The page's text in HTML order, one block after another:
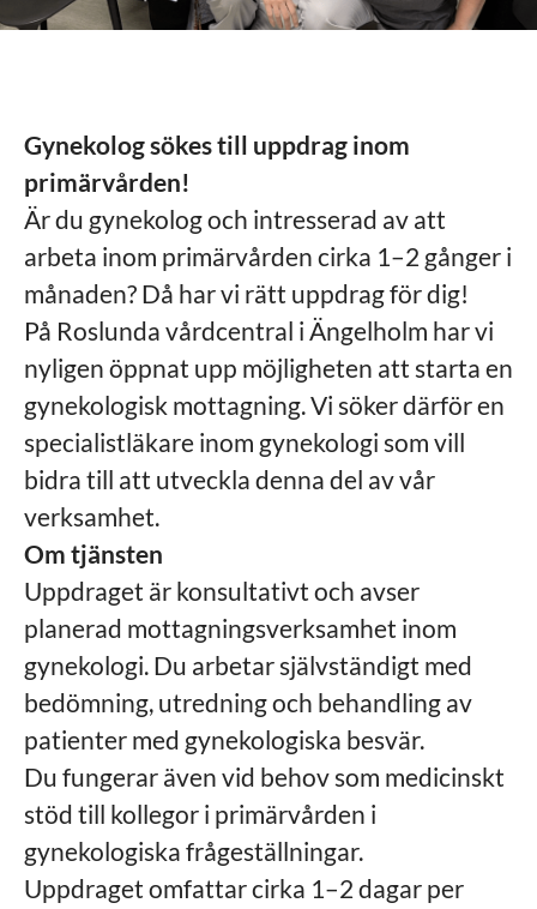
Gynekolog sökes till uppdrag inom
primärvården!
Är du gynekolog och intresserad av att
arbeta inom primärvården cirka 1–2 gånger i
månaden? Då har vi rätt uppdrag för dig!
På Roslunda vårdcentral i Ängelholm har vi
nyligen öppnat upp möjligheten att starta en
gynekologisk mottagning. Vi söker därför en
specialistläkare inom gynekologi som vill
bidra till att utveckla denna del av vår
verksamhet.
Om tjänsten
Uppdraget är konsultativt och avser
planerad mottagningsverksamhet inom
gynekologi. Du arbetar självständigt med
bedömning, utredning och behandling av
patienter med gynekologiska besvär.
Du fungerar även vid behov som medicinskt
stöd till kollegor i primärvården i
gynekologiska frågeställningar.
Uppdraget omfattar cirka 1–2 dagar per